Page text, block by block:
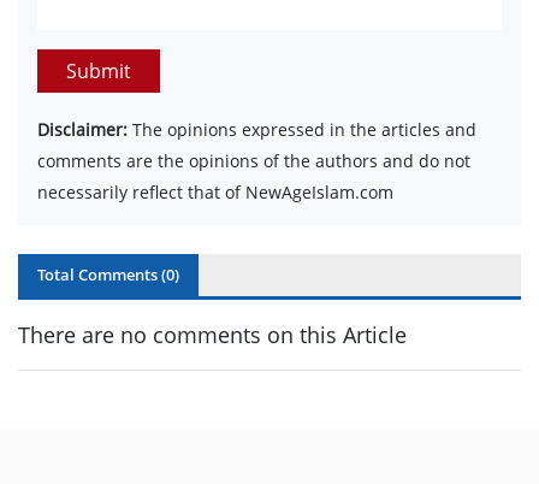
Submit
Disclaimer: The opinions expressed in the articles and
comments are the opinions of the authors and do not
necessarily reflect that of NewAgeIslam.com
Total Comments (0)
There are no comments on this Article